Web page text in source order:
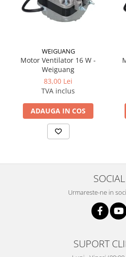
WEIGUANG
Motor Ventilator 16 W -
Weiguang
83,00 Lei
TVA inclus
ADAUGA IN COS
SOCIAL
Urmareste-ne in
SUPORT